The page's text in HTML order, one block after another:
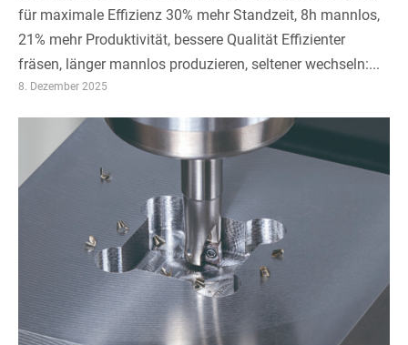
für maximale Effizienz 30% mehr Standzeit, 8h mannlos,
21% mehr Produktivität, bessere Qualität Effizienter
fräsen, länger mannlos produzieren, seltener wechseln:...
8. Dezember 2025